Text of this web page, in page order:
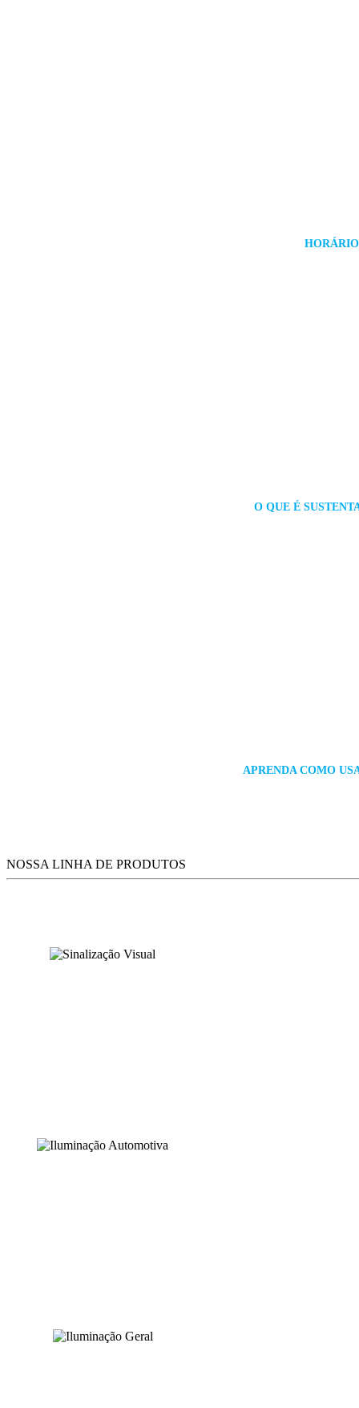
O QUE É
APRENDA COMO
NOSSA LINHA DE PRODUTOS